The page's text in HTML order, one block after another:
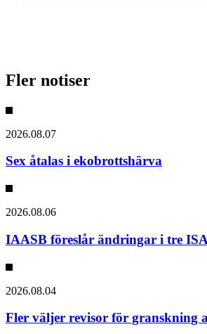
Fler notiser
2026.08.07
Sex åtalas i ekobrottshärva
2026.08.06
IAASB föreslår ändringar i tre
2026.08.04
Fler väljer revisor för granskning